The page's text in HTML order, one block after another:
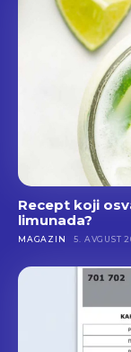
Recept koji
limunada?
MAGAZIN 5. AVGUST